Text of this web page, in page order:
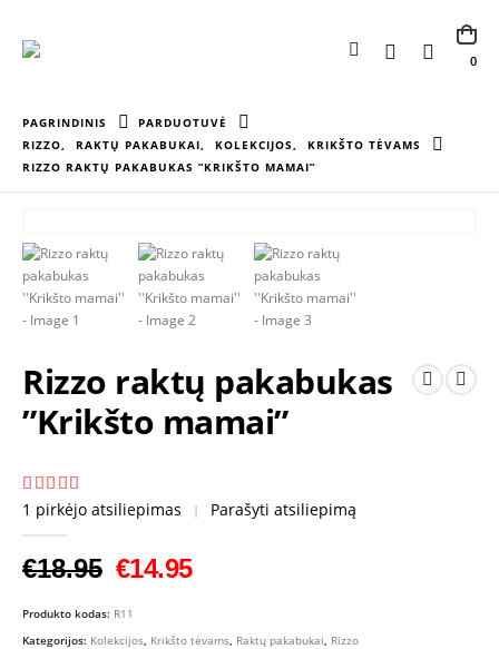
0
PAGRINDINIS
PARDUOTUVĖ
RIZZO, RAKTŲ PAKABUKAI, KOLEKCIJOS,
KRIKŠTO TĖVAMS
RIZZO RAKTŲ PAKABUKAS ”KRIKŠTO MAMAI”
Rizzo raktų pakabukas
”Krikšto mamai”
5.00out of 5
1 pirkėjo atsiliepimas | Parašyti atsiliepimą
€18.95 Original
was:
€14.95Current
Produkto kodas: R11
Kategorijos: Kolekcijos, Krikšto tėvams, Raktų pakabukai, Rizzo